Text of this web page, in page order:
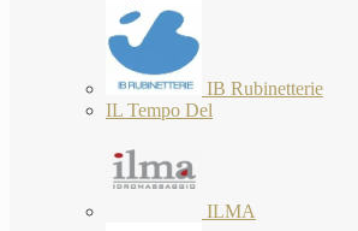
IB Rubinetterie
IL Tempo Del
ILMA